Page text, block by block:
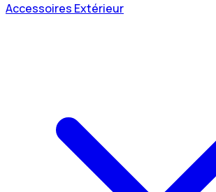
Accessoires Extérieur